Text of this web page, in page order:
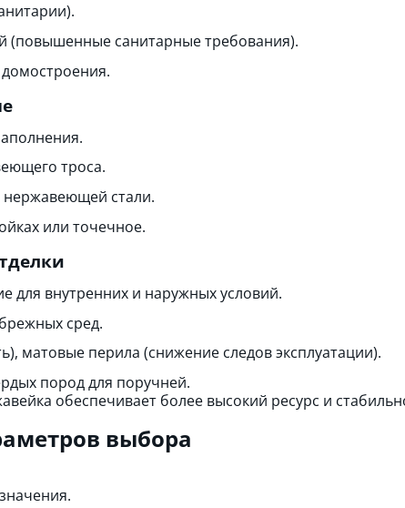
(повышенные санитарные требования).
троса.
нержавеющей стали.
или точечное.
для внутренних и наружных условий.
сред.
матовые перила (снижение следов эксплуатации).
пород для поручней.
обеспечивает более высокий ресурс и
выбора